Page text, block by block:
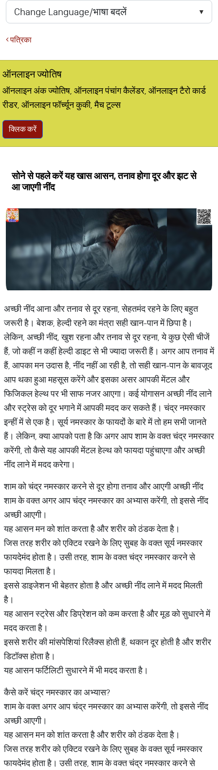
पत्रिका
ऑनलाइन ज्योतिष
ऑनलाइन अंक ज्योतिष, ऑनलाइन पंचांग कैलेंडर, ऑनलाइन टैरो कार्ड
रीडर, ऑनलाइन फॉर्च्यून कुकी, मैच टूल्स
क्लिक करें
सोने से पहले करें यह खास आसन, तनाव होगा दूर और झट से
आ जाएगी नींद
अच्छी नींद आना और तनाव से दूर रहना, सेहतमंद रहने के लिए बहुत
जरूरी है। बेशक, हेल्दी रहने का मंत्रा सही खान-पान में छिपा है।
लेकिन, अच्छी नींद, खुश रहना और तनाव से दूर रहना, ये कुछ ऐसी चीजें
हैं, जो कहीं न कहीं हेल्दी डाइट से भी ज्यादा जरूरी हैं। अगर आप तनाव में
हैं, आपका मन उदास है, नींद नहीं आ रही है, तो सही खान-पान के बावजूद
आप थका हुआ महसूस करेंगे और इसका असर आपकी मेंटल और
फिजिकल हेल्थ पर भी साफ नजर आएगा। कई योगासन अच्छी नींद लाने
और स्ट्रेस को दूर भगाने में आपकी मदद कर सकते हैं। चंद्र नमस्कार
इन्हीं में से एक है। सूर्य नमस्कार के फायदों के बारे में तो हम सभी जानते
हैं। लेकिन, क्या आपको पता है कि अगर आप शाम के वक्त चंद्र नमस्कार
करेंगी, तो कैसे यह आपकी मेंटल हेल्थ को फायदा पहुंचाएगा और अच्छी
नींद लाने में मदद करेगा।
शाम को चंद्र नमस्कार करने से दूर होगा तनाव और आएगी अच्छी नींद
शाम के वक्त अगर आप चंद्र नमस्कार का अभ्यास करेंगी, तो इससे नींद
अच्छी आएगी।
यह आसन मन को शांत करता है और शरीर को ठंडक देता है।
जिस तरह शरीर को एक्टिव रखने के लिए सुबह के वक्त सूर्य नमस्कार
फायदेमंद होता है। उसी तरह, शाम के वक्त चंद्र नमस्कार करने से
फायदा मिलता है।
इससे डाइजेशन भी बेहतर होता है और अच्छी नींद लाने में मदद मिलती
है।
यह आसन स्ट्रेस और डिप्रेशन को कम करता है और मूड को सुधारने में
मदद करता है।
इससे शरीर की मांसपेशियां रिलैक्स होती हैं, थकान दूर होती है और शरीर
डिटॉक्स होता है।
यह आसन फर्टिलिटी सुधारने में भी मदद करता है।
कैसे करें चंद्र नमस्कार का अभ्यास?
शाम के वक्त अगर आप चंद्र नमस्कार का अभ्यास करेंगी, तो इससे नींद
अच्छी आएगी।
यह आसन मन को शांत करता है और शरीर को ठंडक देता है।
जिस तरह शरीर को एक्टिव रखने के लिए सुबह के वक्त सूर्य नमस्कार
फायदेमंद होता है। उसी तरह, शाम के वक्त चंद्र नमस्कार करने से